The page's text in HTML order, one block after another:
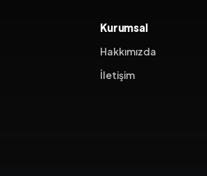
Kurumsal
Hakkımızda
İletişim